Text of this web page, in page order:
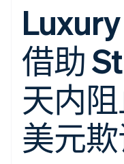
Payment links
无代码支付
Checkout
预构建支付界
面
Elements
灵活的 UI 组件
Payment
methods
接入 125+ 种支
按应
智能
加密
电子
嵌入
财务
全球
应用
库
接受
实施
构建
管理
提供
支持
获
托
借助
天内
美元